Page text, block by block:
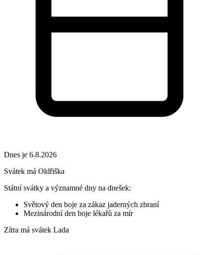
Dnes je 6.8.2026
Svátek má Oldřiška
Státní svátky a významné dny na dnešek:
Světový den boje za zákaz jaderných zbraní
Mezinárodní den boje lékařů za mír
Zítra má svátek Lada